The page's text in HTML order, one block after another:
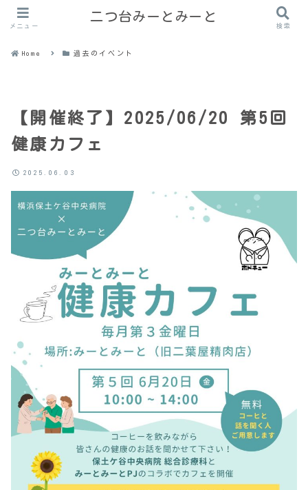
Home 過去のイベント
【開催終了】2025/06/20 第5回
健康カフェ
2025.06.03
メニュー
二つ台みーとみーと
検索